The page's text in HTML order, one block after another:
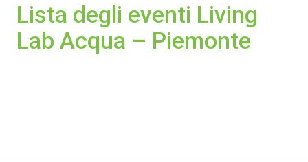
Lista degli eventi Living
Lab Acqua – Piemonte